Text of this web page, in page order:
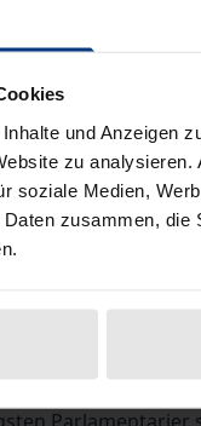
und Anzeigen
zu
soziale Medien,
zusammen,
Preisangaben inkl.
In den
Hinweise zu